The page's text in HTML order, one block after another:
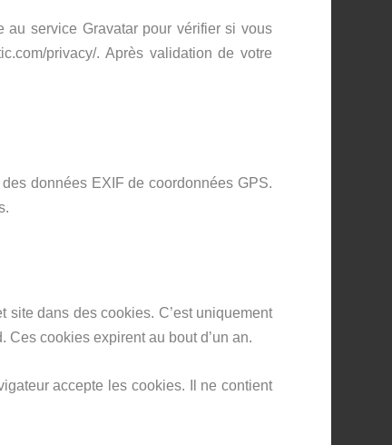
au service Gravatar pour vérifier si vous
privacy/. Après validation de votre
données EXIF de coordonnées GPS.
site dans des cookies. C’est uniquement
cookies expirent au bout d’un an.
accepte les cookies. Il ne contient